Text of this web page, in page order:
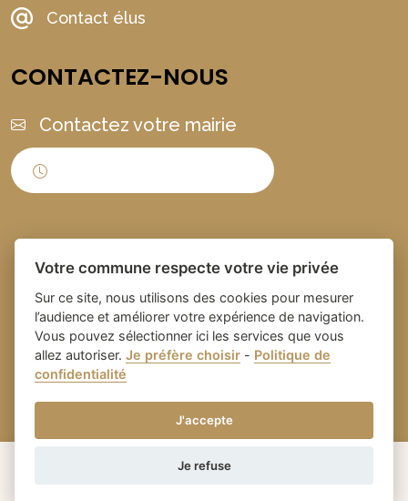
Contact élus
CONTACTEZ-NOUS
Contactez votre mairie
Place du village la solution web
et appli des collectivités
- Commune de
-
Gestion des cookies
Votre commune respecte votre vie privée
Sur ce site, nous utilisons des cookies pour mesurer
l’audience et améliorer votre expérience de navigation.
Vous pouvez sélectionner ici les services que vous
allez autoriser.Je préfère choisir - Politique de
confidentialité
J'accepte
Je refuse